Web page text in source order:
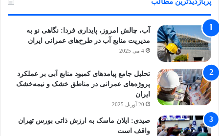
آب، چالش امروز، پایداری فردا: نگاهی نو به
مدیریت منابع آب در طرح‌های عمرانی ایران
4 می 2025
تحلیل جامع پیامدهای کمبود منابع آبی بر عملکرد
پروژه‌های عمرانی در مناطق خشک و نیمه‌خشک
ایران
20 آوریل 2025
صیدی: ایلان ماسک به ارزش ذاتی بورس تهران
واقف است